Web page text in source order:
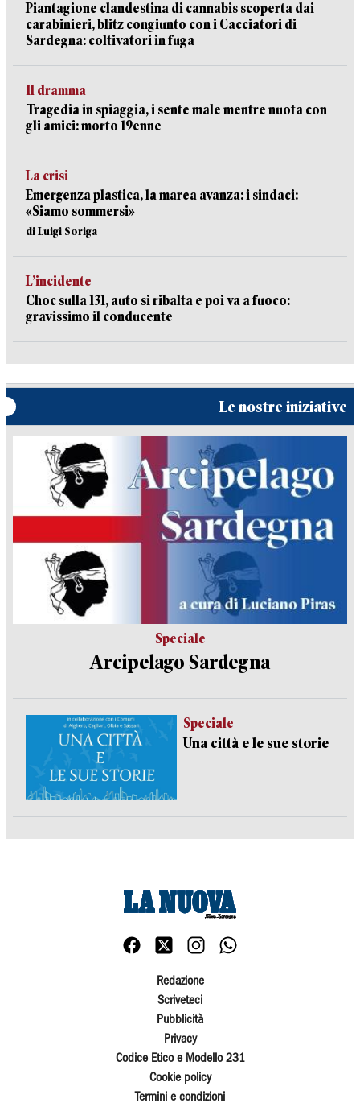
Piantagione clandestina di cannabis scoperta dai
carabinieri, blitz congiunto con i Cacciatori di
Sardegna: coltivatori in fuga
Il dramma
Tragedia in spiaggia, i sente male mentre nuota con
gli amici: morto 19enne
La crisi
Emergenza plastica, la marea avanza: i sindaci:
«Siamo sommersi»
di Luigi Soriga
L’incidente
Choc sulla 131, auto si ribalta e poi va a fuoco:
gravissimo il conducente
Le nostre iniziative
Speciale
Arcipelago Sardegna
Speciale
Una città e le sue storie
Redazione
Scriveteci
Pubblicità
Privacy
Codice Etico e Modello 231
Cookie policy
Termini e condizioni